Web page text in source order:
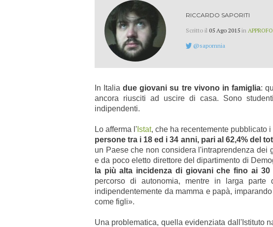
RICCARDO SAPORITI
Scritto il 05 Ago 2015 in
@sapomnia
In Italiadue giovani su tre vivono in famiglia:
ancora riusciti ad uscire di casa. Sono
indipendenti.
Lo afferma l' Istat, che ha recentemente pubblicato
persone tra i 18 ed i 34 anni, pari al 62,4% del
un Paese che non considera l'intraprendenza dei
e da poco eletto direttore del dipartimento di
la più alta incidenza di giovani che fino ai
percorso di autonomia, mentre in larga
indipendentemente da mamma e papà,
come figli».
Una problematica, quella evidenziata dall'Istituto